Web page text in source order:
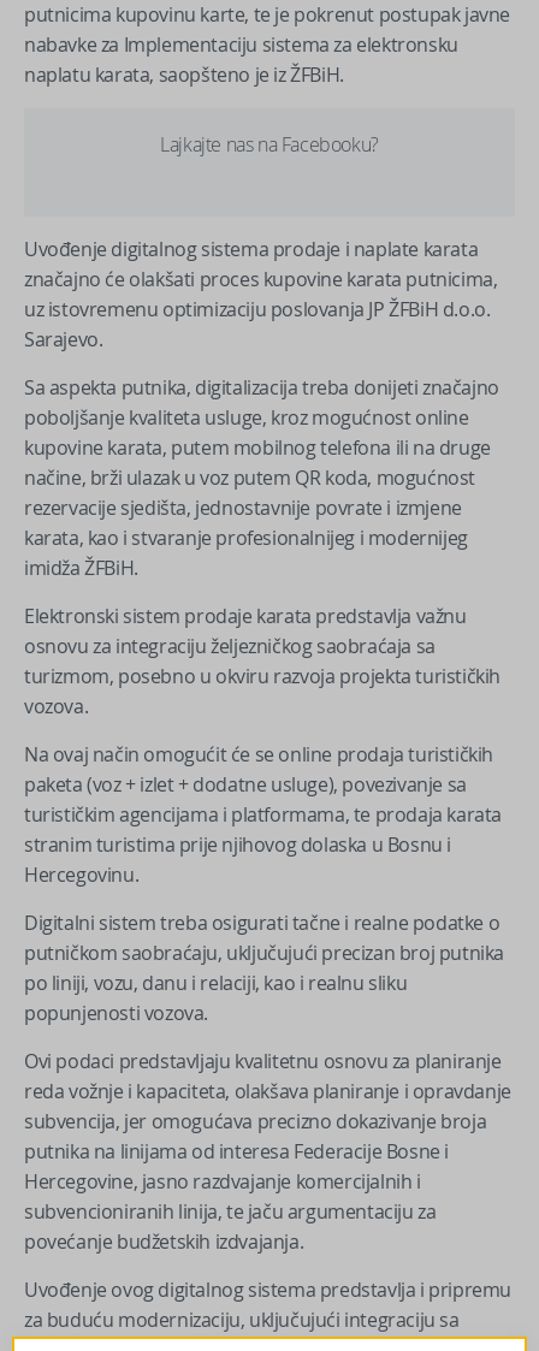
putnicima kupovinu karte, te je pokrenut postupak javne
nabavke za Implementaciju sistema za elektronsku
naplatu karata, saopšteno je iz ŽFBiH.
Lajkajte nas na Facebooku?
Uvođenje digitalnog sistema prodaje i naplate karata
značajno će olakšati proces kupovine karata putnicima,
uz istovremenu optimizaciju poslovanja JP ŽFBiH d.o.o.
Sarajevo.
Sa aspekta putnika, digitalizacija treba donijeti značajno
poboljšanje kvaliteta usluge, kroz mogućnost online
kupovine karata, putem mobilnog telefona ili na druge
načine, brži ulazak u voz putem QR koda, mogućnost
rezervacije sjedišta, jednostavnije povrate i izmjene
karata, kao i stvaranje profesionalnijeg i modernijeg
imidža ŽFBiH.
Elektronski sistem prodaje karata predstavlja važnu
osnovu za integraciju željezničkog saobraćaja sa
turizmom, posebno u okviru razvoja projekta turističkih
vozova.
Na ovaj način omogućit će se online prodaja turističkih
paketa (voz + izlet + dodatne usluge), povezivanje sa
turističkim agencijama i platformama, te prodaja karata
stranim turistima prije njihovog dolaska u Bosnu i
Hercegovinu.
Digitalni sistem treba osigurati tačne i realne podatke o
putničkom saobraćaju, uključujući precizan broj putnika
po liniji, vozu, danu i relaciji, kao i realnu sliku
popunjenosti vozova.
Ovi podaci predstavljaju kvalitetnu osnovu za planiranje
reda vožnje i kapaciteta, olakšava planiranje i opravdanje
subvencija, jer omogućava precizno dokazivanje broja
putnika na linijama od interesa Federacije Bosne i
Hercegovine, jasno razdvajanje komercijalnih i
subvencioniranih linija, te jaču argumentaciju za
povećanje budžetskih izdvajanja.
Uvođenje ovog digitalnog sistema predstavlja i pripremu
za buduću modernizaciju, uključujući integraciju sa